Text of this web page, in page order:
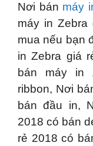
Nơi bán máy
máy in Zebra
mua nếu bạn
in Zebra giá
bán máy in
ribbon, Nơi
bán đầu in,
2018 có bán
rẻ 2018 có